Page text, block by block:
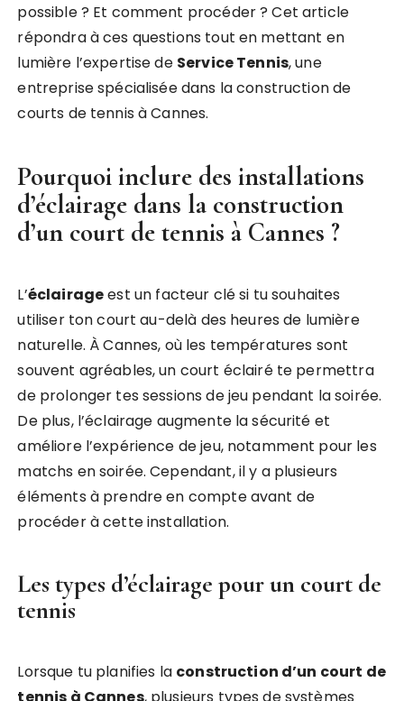
possible ? Et comment procéder ? Cet article
répondra à ces questions tout en mettant en
lumière l’expertise de Service Tennis, une
entreprise spécialisée dans la construction de
courts de tennis à Cannes.
Pourquoi inclure des installations
d’éclairage dans la construction
d’un court de tennis à Cannes ?
L’éclairageest un facteur clé si tu souhaites
utiliser ton court au-delà des heures de lumière
naturelle. À Cannes, où les températures sont
souvent agréables, un court éclairé te permettra
de prolonger tes sessions de jeu pendant la soirée.
De plus, l’éclairage augmente la sécurité et
améliore l’expérience de jeu, notamment pour les
matchs en soirée. Cependant, il y a plusieurs
éléments à prendre en compte avant de
procéder à cette installation.
Les types d’éclairage pour un court de
tennis
Lorsque tu planifies la construction d’un court de
tennis à Cannes, plusieurs types de systèmes